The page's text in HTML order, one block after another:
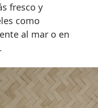
fresco y
como
al mar o en